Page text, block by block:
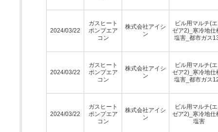
2024/03/22
ガスヒート
ポンプエア
コン
株式会社アイシ
ン
ビル用マルチ(
ゼア2)_寒冷地仕
塩害_都市ガス
2024/03/22
ガスヒート
ポンプエア
コン
株式会社アイシ
ン
ビル用マルチ(
ゼア2)_寒冷地仕
塩害_都市ガス
2024/03/22
ガスヒート
ポンプエア
コン
株式会社アイシ
ン
ビル用マルチ(
ゼア2)_寒冷地仕
塩害